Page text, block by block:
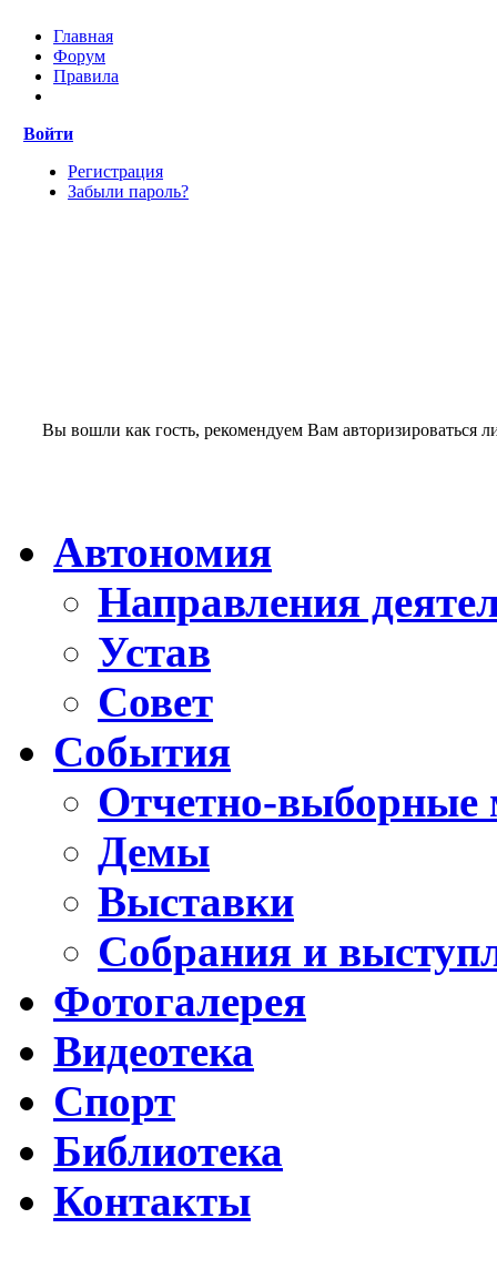
Главная
Форум
Правила
Войти
Регистрация
Забыли пароль?
Вы вошли как гость, рекомендуем Вам авторизироваться
Автономия
Направления
Устав
Совет
События
Отчетно-выборные
Демы
Выставки
Собрания и
Фотогалерея
Видеотека
Спорт
Библиотека
Контакты